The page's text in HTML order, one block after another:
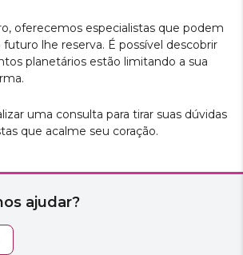
oferecemos especialistas que podem
lhe reserva. É possível descobrir
planetários estão limitando a sua
uma consulta para tirar suas dúvidas
que acalme seu coração.